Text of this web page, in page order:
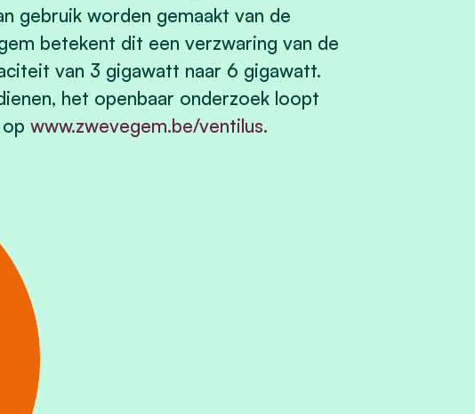
gebruik worden gemaakt van de
betekent dit een verzwaring van de
van 3 gigawatt naar 6 gigawatt.
het openbaar onderzoek loopt
www.zwevegem.be/ventilus.